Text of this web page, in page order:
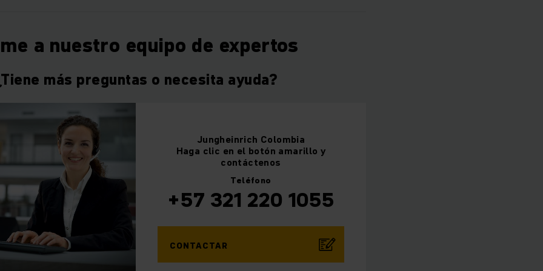
a nuestro equipo de expertos
más preguntas o necesita ayuda?
Jungheinrich Colombia
Haga clic en el botón amarillo y
contáctenos
Teléfono
+57 321 220 1055
CONTACTAR